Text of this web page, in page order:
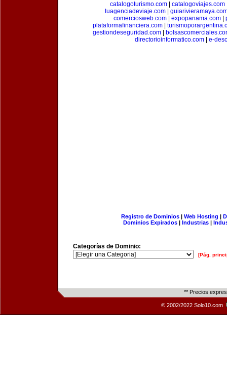
catalogoturismo.com
catalogoviajes.com
tuagenciadeviaje.com|
comerciosweb.com
expopanama.com
plataformafinanciera.com
gestiondeseguridad.com
directorioinformatico.com
e-
Registro de Dominios| Web Hosting |
Dominios Expirados | Industrias |
Categorías de Dominio:
[Pág.
** Precios
© 2002/2022 Solo10.com